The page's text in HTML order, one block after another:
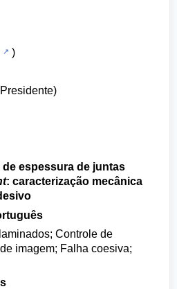
)
espessura de juntas
: caracterização mecânica
Controle de
imagem; Falha coesiva;